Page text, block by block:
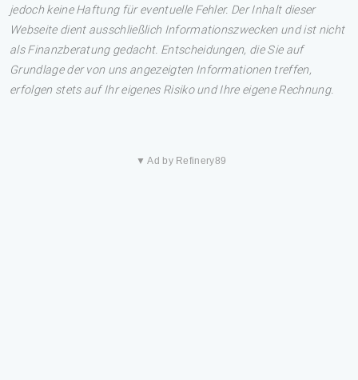
jedoch keine Haftung für eventuelle Fehler. Der Inhalt dieser
Webseite dient ausschließlich Informationszwecken und ist nicht
als Finanzberatung gedacht. Entscheidungen, die Sie auf
Grundlage der von uns angezeigten Informationen treffen,
erfolgen stets auf Ihr eigenes Risiko und Ihre eigene Rechnung.
▼ Ad by Refinery89